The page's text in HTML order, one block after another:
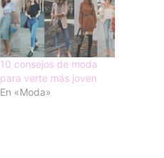
10 consejos de moda
para verte más joven
En «Moda»